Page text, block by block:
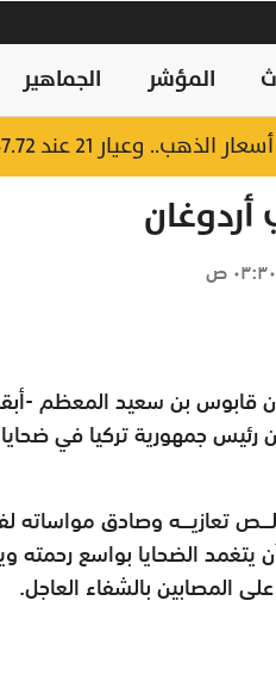
المؤشر الجماهير
وعيار 21 عند 47.72 ريالًا
أردوغان
بن سعيد المعظم -
رئيس جمهورية تركيا في
تعازيـــه وصادق
الضحايا بواسع رحمته
المصابين بالشفاء العاجل.